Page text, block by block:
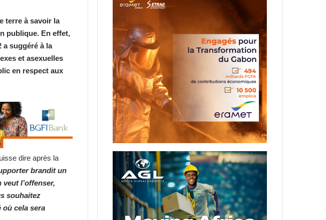
terre à savoir la
publique. En effet,
a suggéré à la
et asexuelles
en respect aux
dire après la
brandit un
veut l’offenser,
souhaitez
où cela sera